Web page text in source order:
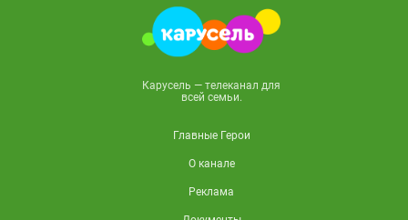
Карусель — телеканал для
всей семьи.
Главные Герои
О канале
Реклама